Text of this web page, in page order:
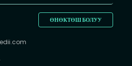
ӨНӨКТӨШ БОЛУУ